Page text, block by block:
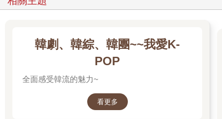
韓劇、韓綜、韓團~~我愛K-
POP
全面感受韓流的魅力~
看更多